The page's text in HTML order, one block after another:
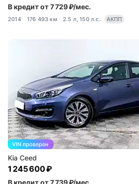
В кредит от 7 729 ₽/мес.
2014 176 493 км 2.5 л, 150 л.с. АКПП
Kia Ceed
1 245 600 ₽